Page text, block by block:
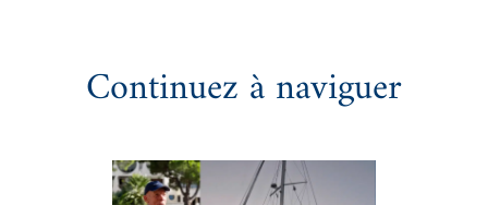
Continuez à naviguer